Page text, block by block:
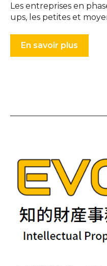
Les entreprises en
ups, les petites et
En savoir plus